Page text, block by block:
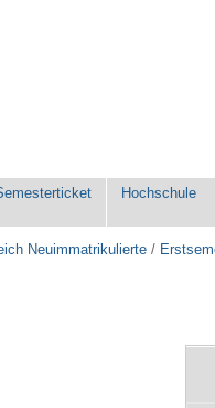
Hochschule
Neuimmatrikulierte /